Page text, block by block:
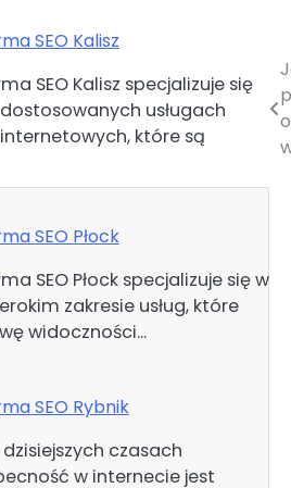
SEO Kalisz
SEO Kalisz specjalizuje się
usługach
które są
SEO Płock
SEO Płock specjalizuje się w
zakresie usług, które
widoczności…
SEO Rybnik
dzisiejszych czasach
w internecie jest